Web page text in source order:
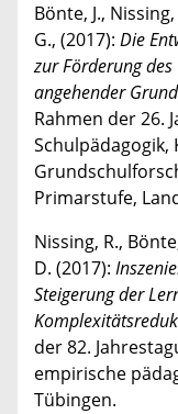
Bönte, J.,
G., (2017): Die
zur Förderung
angehender
Rahmen der 26.
Schulpädagogik,
Primarstufe,
Nissing, R.,
D. (2017):
Steigerung der
der 82.
empirische
Tübingen.